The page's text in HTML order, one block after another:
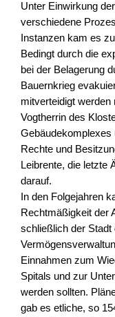
Unter Einwirkung
verschiedene
Instanzen kam es
Bedingt durch die
bei der Belagerung
Bauernkrieg
mitverteidigt
Vogtherrin des
Gebäudekomplexes
Rechte und
Leibrente, die letzte
darauf.
In den Folgejahren
Rechtmäßigkeit der
schließlich der Stadt
Einnahmen zum
Spitals und zur
werden sollten.
gab es etliche, so